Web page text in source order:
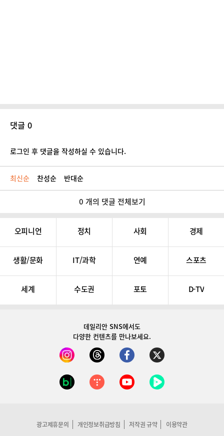
댓글 0
로그인 후 댓글을 작성하실 수 있습니다.
최신순 찬성순 반대순
0 개의 댓글 전체보기
오피니언 정치 사회 경제
생활/문화 IT/과학 연예 스포츠
세계 수도권 포토 D-TV
데일리안 SNS에서도
다양한 컨텐츠를 만나보세요.
광고제휴문의 개인정보취급방침 저작권 규약 이용약관